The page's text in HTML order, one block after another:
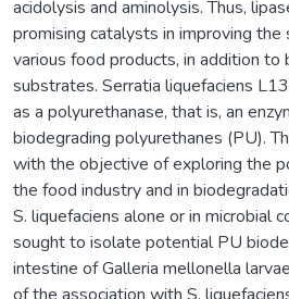
acidolysis and aminolysis. Thus,
promising catalysts in improving
various food products, in addition to
substrates. Serratia liquefaciens
as a polyurethanase, that is, an
biodegrading polyurethanes (PU).
with the objective of exploring the
the food industry and in
S. liquefaciens alone or in microbial
sought to isolate potential PU
intestine of Galleria mellonella